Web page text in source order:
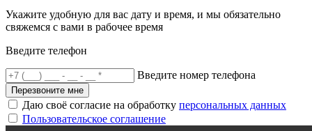
Укажите удобную для вас дату и время, и мы обязательно
свяжемся с вами в рабочее время
Введите телефон
Введите номер телефона
Перезвоните мне
Даю своё согласие на обработку персональных данных
Пользовательское соглашение